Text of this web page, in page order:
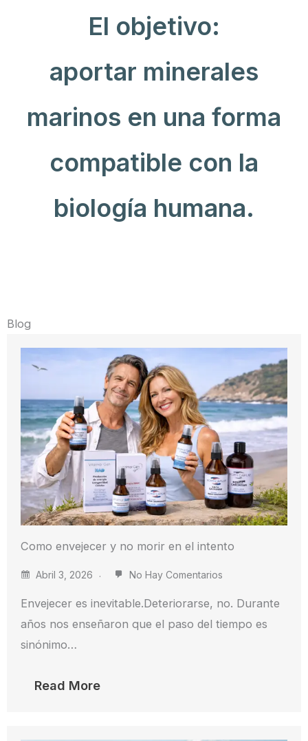
El objetivo:
aportar minerales
marinos en una forma
compatible con la
biología humana.
Blog
Como envejecer y no morir en el intento
Abril 3, 2026 No Hay Comentarios
Envejecer es inevitable.Deteriorarse, no. Durante
años nos enseñaron que el paso del tiempo es
sinónimo…
Read More